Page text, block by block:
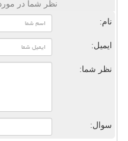
نظر شما در
نام:
ایمیل:
نظر شما:
سوال: